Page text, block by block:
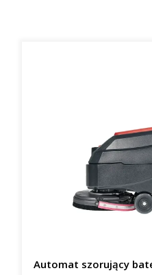
Automat szorujący